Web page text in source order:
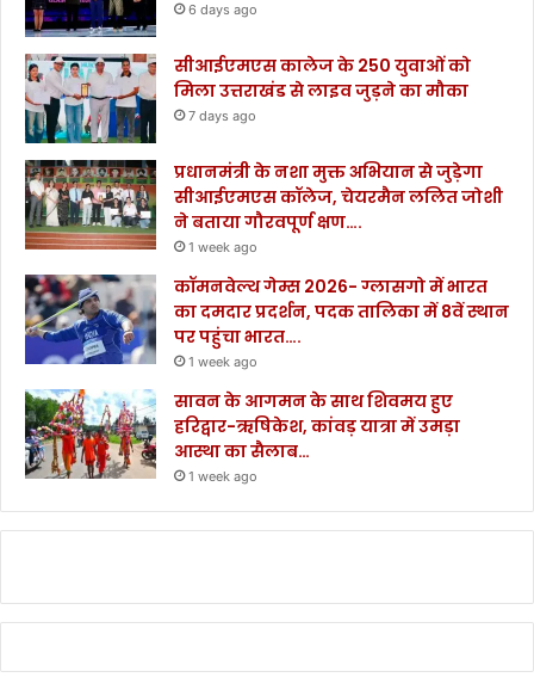
6 days ago
सीआईएमएस कालेज के 250 युवाओं को
मिला उत्तराखंड से लाइव जुड़ने का मौका
7 days ago
प्रधानमंत्री के नशा मुक्त अभियान से जुड़ेगा
सीआईएमएस कॉलेज, चेयरमैन ललित जोशी
ने बताया गौरवपूर्ण क्षण….
1 week ago
कॉमनवेल्थ गेम्स 2026- ग्लासगो में भारत
का दमदार प्रदर्शन, पदक तालिका में 8वें स्थान
पर पहुंचा भारत….
1 week ago
सावन के आगमन के साथ शिवमय हुए
हरिद्वार-ऋषिकेश, कांवड़ यात्रा में उमड़ा
आस्था का सैलाब…
1 week ago